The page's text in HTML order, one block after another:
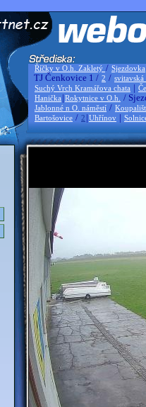
Říčky v O.h. Zakletý / Sjezdovka
TJ Čenkovice 1 / 2 / svitavská
Suchý Vrch Kramářova chata |
Hanička |Rokytnice v O.h. /
Jablonné n O. náměstí /
Bartošovice / 2 |Uhřínov |